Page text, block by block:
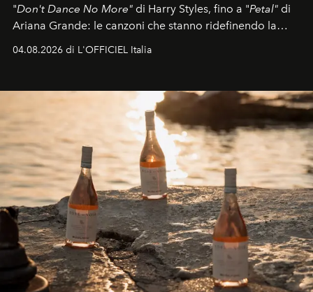
"Don't Dance No More" di Harry Styles, fino a "Petal" di
Ariana Grande: le canzoni che stanno ridefinendo la
colonna sonora della stagione.
04.08.2026 di L'OFFICIEL Italia